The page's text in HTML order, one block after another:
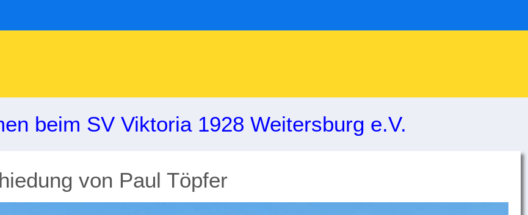
beim SV Viktoria 1928 Weitersburg e.V.
von Paul Töpfer